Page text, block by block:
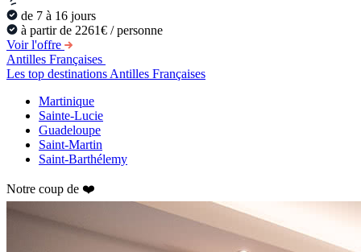
de 7 à 16 jours
à partir de 2261€ / personne
Voir l'offre
Antilles Françaises
Les top destinations Antilles Françaises
Martinique
Sainte-Lucie
Guadeloupe
Saint-Martin
Saint-Barthélemy
Notre coup de ❤️